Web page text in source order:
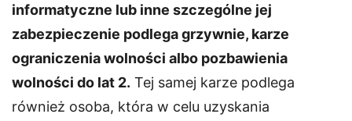
informatyczne lub inne szczególne jej
zabezpieczenie podlega grzywnie, karze
ograniczenia wolności albo pozbawienia
wolności do lat 2. Tej samej karze podlega
również osoba, która w celu uzyskania